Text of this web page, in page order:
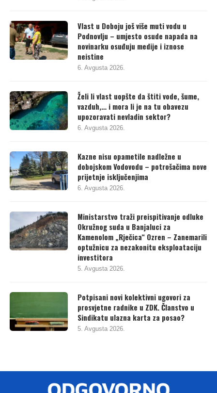
Vlast u Doboju još više muti vodu u
Podnovlju – umjesto osude napada na
novinarku osuđuju medije i iznose
neistine
Želi li vlast uopšte da štiti vode, šume,
vazduh,… i mora li je na tu obavezu
upozoravati nevladin sektor?
Kazne nisu opametile nadležne u
dobojskom Vodovodu – potrošačima nove
prijetnje isključenjima
Ministarstvo traži preispitivanje odluke
Okružnog suda u Banjaluci za
Kamenolom „Rječica“ Ozren – Zanemarili
optužnicu za nezakonitu eksploataciju
investitora
Potpisani novi kolektivni ugovori za
prosvjetne radnike u ZDK. Članstvo u
Sindikatu ulazna karta za posao?